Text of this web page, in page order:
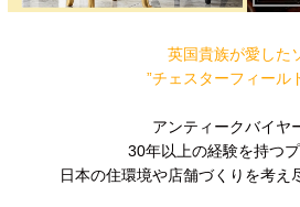
英国貴族が愛した
”チェスターフィール
アンティークバイヤ
30年以上の経験を持つ
日本の住環境や店舗づくりを考え